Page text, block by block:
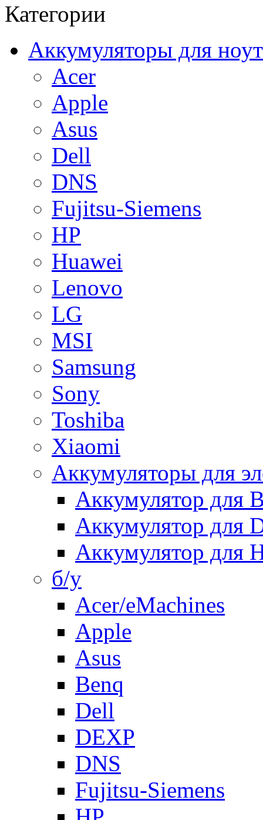
Категории
Аккумуляторы для
Acer
Apple
Asus
Dell
DNS
Fujitsu-Siemens
HP
Huawei
Lenovo
LG
MSI
Samsung
Sony
Toshiba
Xiaomi
Аккумуляторы для
Аккумулятор для
Аккумулятор для
Аккумулятор для
б/у
Acer/eMachines
Apple
Asus
Benq
Dell
DEXP
DNS
Fujitsu-Siemens